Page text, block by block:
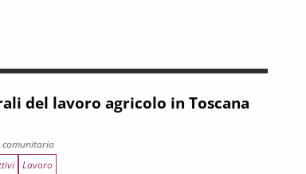
ai Programmi FESR e FSE 2014-2020
del lavoro agricolo in Toscana
comunitaria
Lavoro